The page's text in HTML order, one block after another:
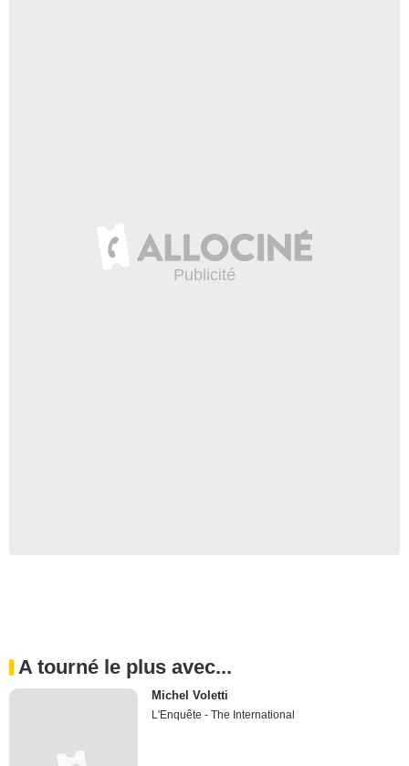
A tourné le plus avec...
Michel Voletti
L'Enquête - The International